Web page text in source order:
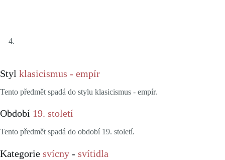
Styl klasicismus - empír
Tento předmět spadá do stylu klasicismus - empír.
Období 19. století
Tento předmět spadá do období 19. století.
Kategorie svícny - svítidla